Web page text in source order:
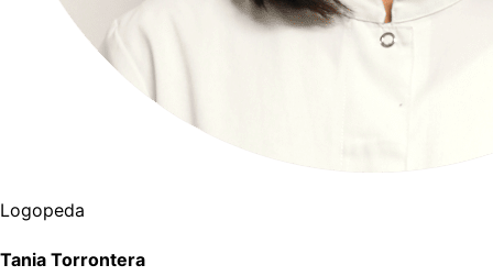
Logopeda
Tania Torrontera